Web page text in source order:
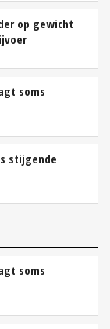
op gewicht
soms
stijgende
soms